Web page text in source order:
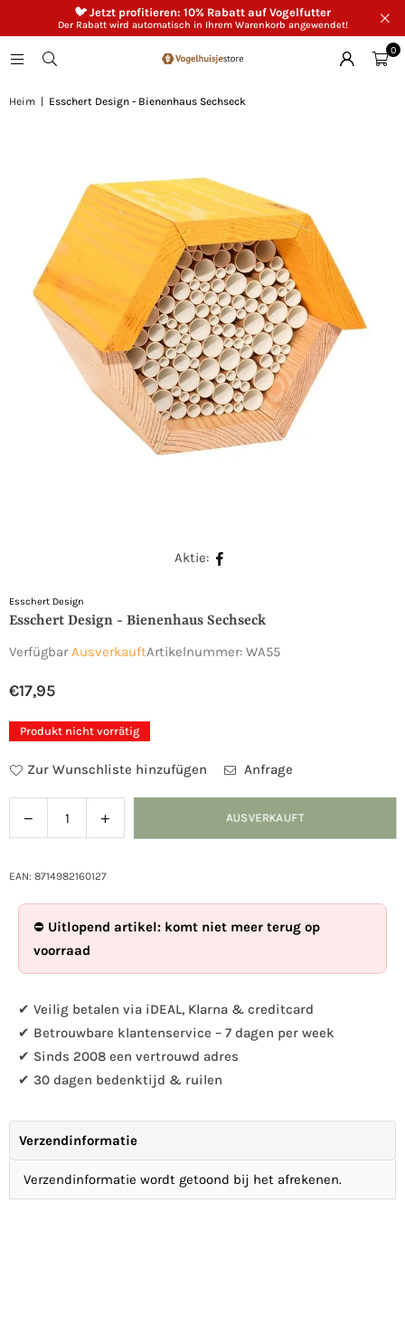
🐦 Jetzt profitieren: 10% Rabatt auf Vogelfutter
Der Rabatt wird automatisch in Ihrem Warenkorb angewendet!
0
Heim Esschert Design - Bienenhaus Sechseck
Aktie:
Esschert Design
Esschert Design - Bienenhaus Sechseck
VerfügbarAusverkauftArtikelnummer: WA55
Normaler
Preis
€17,95
Produkt nicht vorrätig
Zur Wunschliste hinzufügen Anfrage
Verringern
Sie
Menge
Design
-
Bienenhaus
Menge
für
Sechseck
AUSVERKAUFT
EAN: 8714982160127
⛔ Uitlopend artikel: komt niet meer terug op
voorraad
✔ Veilig betalen via iDEAL, Klarna & creditcard
✔ Betrouwbare klantenservice – 7 dagen per week
✔ Sinds 2008 een vertrouwd adres
✔ 30 dagen bedenktijd & ruilen
Verzendinformatie
Verzendinformatie wordt getoond bij het afrekenen.